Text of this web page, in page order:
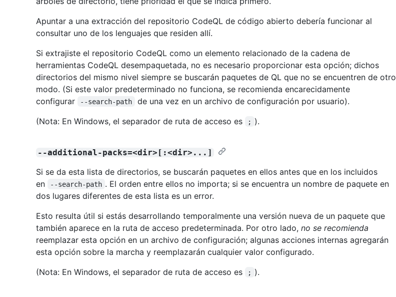
Apuntar a una extracción del repositorio CodeQL de código abierto debería funcionar al
consultar uno de los lenguajes que residen allí.
Si extrajiste el repositorio CodeQL como un elemento relacionado de la cadena de
herramientas CodeQL desempaquetada, no es necesario proporcionar esta opción; dichos
directorios del mismo nivel siempre se buscarán paquetes de QL que no se encuentren de otro
modo. (Si este valor predeterminado no funciona, se recomienda encarecidamente
configurar
--search-path
de una vez en un archivo de configuración por usuario).
(Nota: En Windows, el separador de ruta de acceso es
; ).
--additional-packs=<dir>[:<dir>...]
Si se da esta lista de directorios, se buscarán paquetes en ellos antes que en los incluidos
en
--search-path . El orden entre ellos no importa; si se encuentra un nombre de paquete en
dos lugares diferentes de esta lista es un error.
Esto resulta útil si estás desarrollando temporalmente una versión nueva de un paquete que
también aparece en la ruta de acceso predeterminada. Por otro lado, no se recomienda
reemplazar esta opción en un archivo de configuración; algunas acciones internas agregarán
esta opción sobre la marcha y reemplazarán cualquier valor configurado.
(Nota: En Windows, el separador de ruta de acceso es
; ).